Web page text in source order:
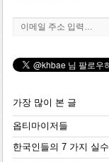
이메일 주소 입력…
가장 많이 본 글
옵티마이저들
한국인들의 7 가지 실수